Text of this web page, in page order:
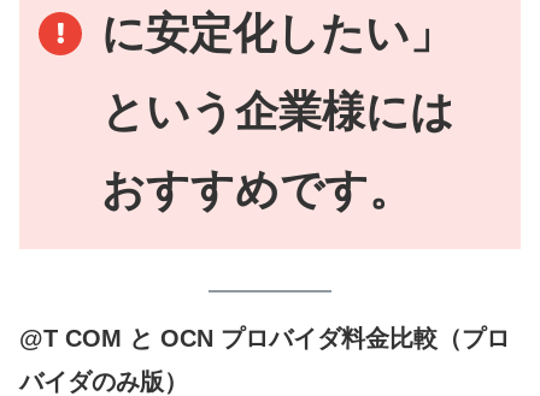
に安定化したい」
という企業様には
おすすめです。
@T COM と OCN プロバイダ料金比較（プロ
バイダのみ版）